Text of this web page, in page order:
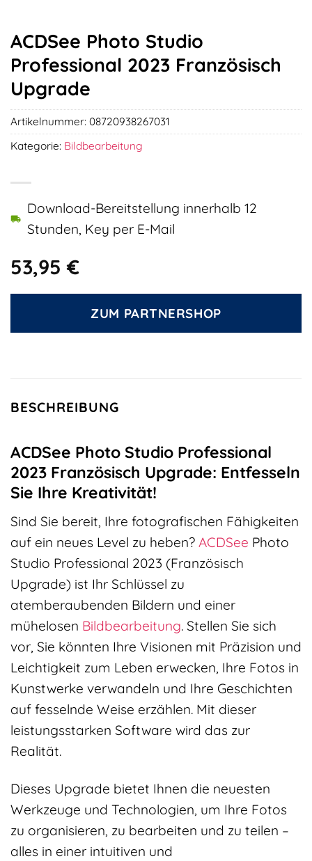
ACDSee Photo Studio
Professional 2023 Französisch
Upgrade
53,95€
Download-Bereitstellung innerhalb 12
Stunden, Key per E-Mail
ZUM PARTNERSHOP
Artikelnummer: 08720938267031
Kategorie: Bildbearbeitung
BESCHREIBUNG
ACDSee Photo Studio Professional
2023 Französisch Upgrade: Entfesseln
Sie Ihre Kreativität!
Sind Sie bereit, Ihre fotografischen Fähigkeiten
auf ein neues Level zu heben? ACDSee Photo
Studio Professional 2023 (Französisch
Upgrade) ist Ihr Schlüssel zu
atemberaubenden Bildern und einer
mühelosen Bildbearbeitung. Stellen Sie sich
vor, Sie könnten Ihre Visionen mit Präzision und
Leichtigkeit zum Leben erwecken, Ihre Fotos in
Kunstwerke verwandeln und Ihre Geschichten
auf fesselnde Weise erzählen. Mit dieser
leistungsstarken Software wird das zur
Realität.
Dieses Upgrade bietet Ihnen die neuesten
Werkzeuge und Technologien, um Ihre Fotos
zu organisieren, zu bearbeiten und zu teilen –
alles in einer intuitiven und